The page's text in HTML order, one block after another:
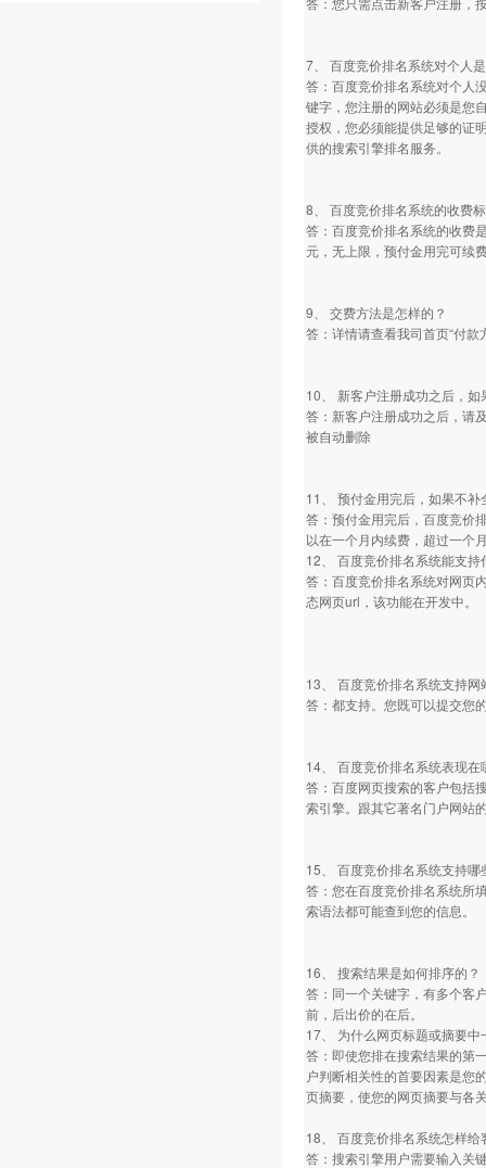
7、 百度竞价排名系统对个人
答：百度竞价排名系统对个人
键字，您注册的网站必须是您
授权，您必须能提供足够的证
供的搜索引擎排名服务。
8、 百度竞价排名系统的收费
答：百度竞价排名系统的收费
元，无上限，预付金用完可续
9、 交费方法是怎样的？
答：详情请查看我司首页“付款
10、 新客户注册成功之后，
答：新客户注册成功之后，请
被自动删除
11、 预付金用完后，如果不
答：预付金用完后，百度竞价
以在一个月内续费，超过一个
12、 百度竞价排名系统能支
答：百度竞价排名系统对网页
态网页url，该功能在开发中。
13、 百度竞价排名系统支持
答：都支持。您既可以提交您
14、 百度竞价排名系统表现
答：百度网页搜索的客户包括
索引擎。跟其它著名门户网站
15、 百度竞价排名系统支持
答：您在百度竞价排名系统所
索语法都可能查到您的信息。
16、 搜索结果是如何排序的？
答：同一个关键字，有多个客
前，后出价的在后。
17、 为什么网页标题或摘要
答：即使您排在搜索结果的第
户判断相关性的首要因素是您
页摘要，使您的网页摘要与各
18、 百度竞价排名系统怎样
答：搜索引擎用户需要输入关